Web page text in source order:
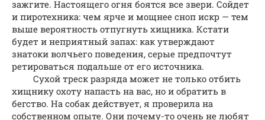
зажгите. Настоящего огня боятся все звери. Сойдет
и пиротехника: чем ярче и мощнее сноп искр — тем
выше вероятность отпугнуть хищника. Кстати
будет и неприятный запах: как утверждают
знатоки волчьего поведения, серые предпочтут
ретироваться подальше от его источника.
Сухой треск разряда может не только отбить
хищнику охоту напасть на вас, но и обратить в
бегство. На собак действует, я проверила на
собственном опыте. Они почему-то очень не любят